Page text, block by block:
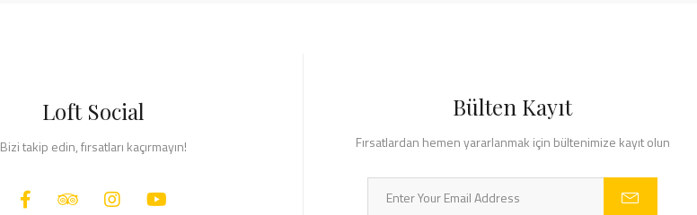
Loft Social
Bizi takip edin, fırsatları kaçırmayın!
Bülten Kayıt
Fırsatlardan hemen yararlanmak için bültenimize kayıt olun